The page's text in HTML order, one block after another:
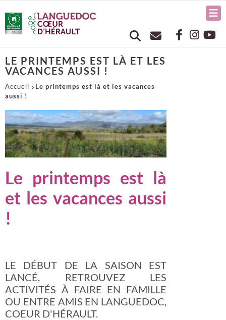
LE PRINTEMPS EST LÀ ET LES
VACANCES AUSSI !
Accueil
Le printemps est là et les vacances
aussi !
Le printemps est là
et les vacances aussi
!
LE DÉBUT DE LA SAISON EST
LANCÉ, RETROUVEZ LES
ACTIVITÉS À FAIRE EN FAMILLE
OU ENTRE AMIS EN LANGUEDOC,
COEUR D'HÉRAULT.